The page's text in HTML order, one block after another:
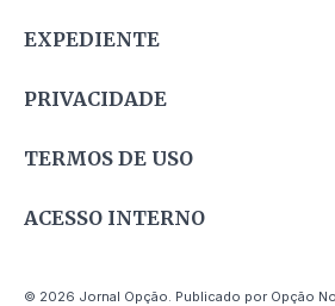
EXPEDIENTE
PRIVACIDADE
TERMOS DE USO
ACESSO INTERNO
© 2026 Jornal Opção. Publicado por Opção